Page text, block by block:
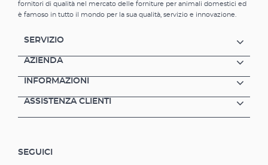
fornitori di qualità nel mercato delle forniture per animali domestici ed
è famoso in tutto il mondo per la sua qualità, servizio e innovazione.
SERVIZIO
AZIENDA
INFORMAZIONI
ASSISTENZA CLIENTI
SEGUICI